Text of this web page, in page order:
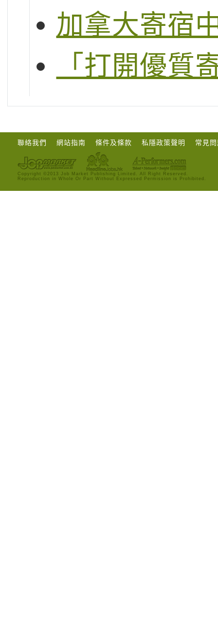
加拿大寄宿
「打開優質
聯絡我們 網站指南 條件及條款 私隱政策聲明 常見
Copyright ©2013 Job Market Publishing Limited. All Right Reserved.
Reproduction in Whole Or Part Without Expressed Permission is Prohibited.